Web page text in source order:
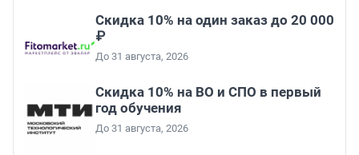
Скидка 10% на один заказ до 20 000
₽
До 31 августа, 2026
Скидка 10% на ВО и СПО в первый
год обучения
До 31 августа, 2026